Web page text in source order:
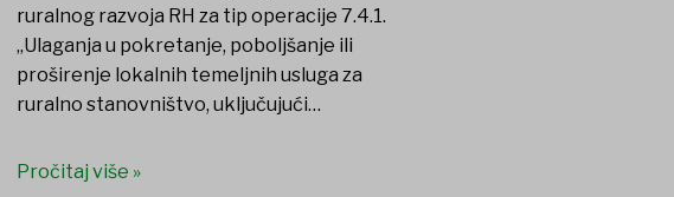
ruralnog razvoja RH za tip operacije 7.4.1.
„Ulaganja u pokretanje, poboljšanje ili
proširenje lokalnih temeljnih usluga za
ruralno stanovništvo, uključujući…
Pročitaj više »